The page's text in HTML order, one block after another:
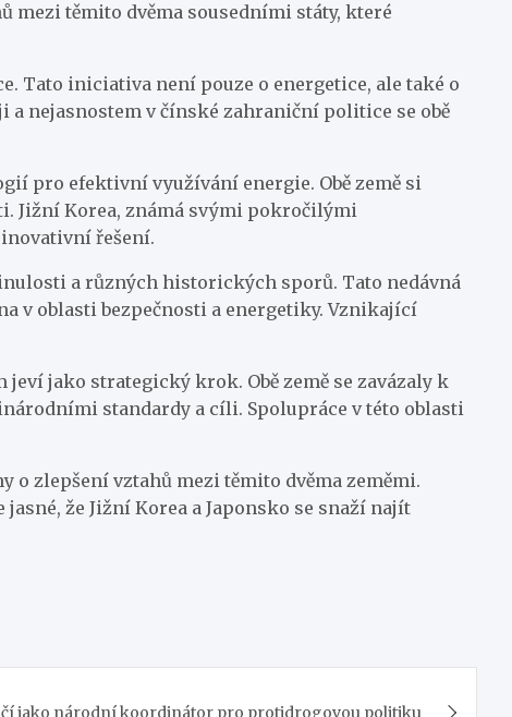
mezi těmito dvěma sousedními státy, které
Tato iniciativa není pouze o energetice, ale také o
nejasnostem v čínské zahraniční politice se obě
pro efektivní využívání energie. Obě země si
Jižní Korea, známá svými pokročilými
řešení.
a různých historických sporů. Tato nedávná
v oblasti bezpečnosti a energetiky. Vznikající
jako strategický krok. Obě země se zavázaly k
standardy a cíli. Spolupráce v této oblasti
zlepšení vztahů mezi těmito dvěma zeměmi.
že Jižní Korea a Japonsko se snaží najít
jako národní koordinátor pro protidrogovou politiku